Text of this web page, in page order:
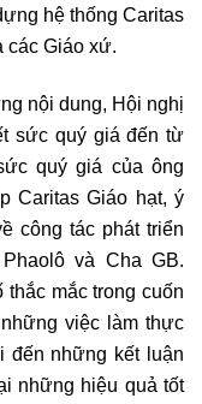
hệ thống Caritas
các Giáo xứ.
nội dung, Hội nghị
sức quý giá đến từ
quý giá của ông
Caritas Giáo hạt, ý
công tác phát triển
và Cha GB.
thắc mắc trong cuốn
việc làm thực
đến những kết luận
những hiệu quả tốt